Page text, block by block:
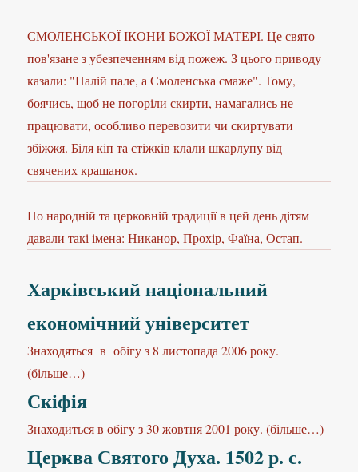
СМОЛЕНСЬКОЇ ІКОНИ БОЖОЇ МАТЕРІ. Це свято
пов'язане з убезпеченням від пожеж. З цього приводу
казали: "Палій пале, а Смоленська смаже". Тому,
боячись, щоб не погоріли скирти, намагались не
працювати, особливо перевозити чи скиртувати
збіжжя. Біля кіп та стіжків клали шкарлупу від
свячених крашанок.
По народній та церковній традиції в цей день дітям
давали такі імена: Никанор, Прохір, Фаїна, Остап.
Харківський національний
економічний університет
Знаходяться в обігу з 8 листопада 2006 року.
(більше…)
Скіфія
Знаходиться в обігу з 30 жовтня 2001 року. (більше…)
Церква Святого Духа. 1502 р. с.